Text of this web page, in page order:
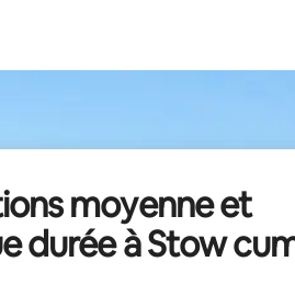
moyenne et
durée à Stow